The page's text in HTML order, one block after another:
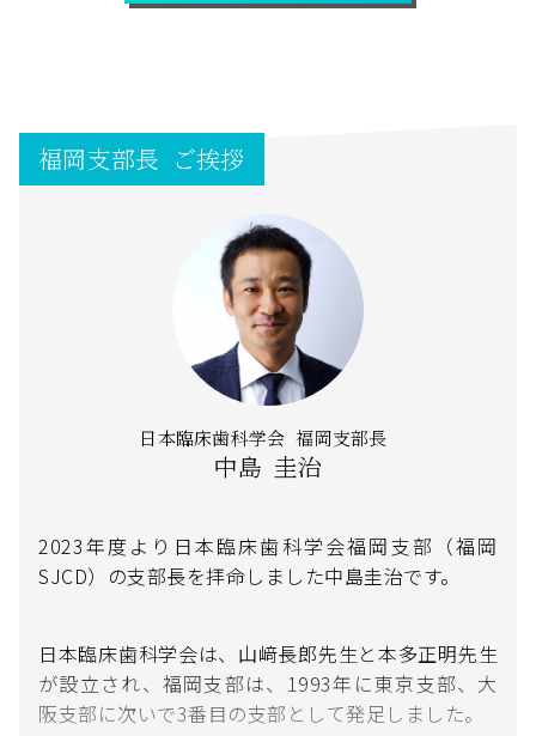
福岡支部長 ご挨拶
日本臨床歯科学会 福岡支部長
中島 圭治
2023年度より日本臨床歯科学会福岡支部（福岡
SJCD）の支部長を拝命しました中島圭治です。
日本臨床歯科学会は、山﨑長郎先生と本多正明先生
が設立され、福岡支部は、1993年に東京支部、大
阪支部に次いで3番目の支部として発足しました。